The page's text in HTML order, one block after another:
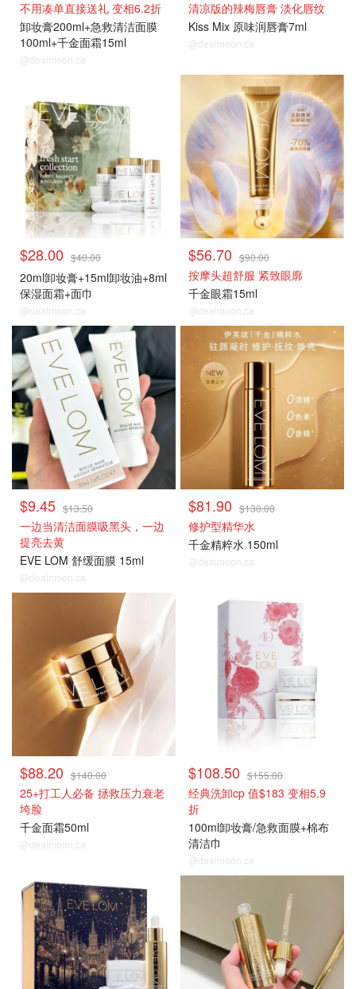
不用凑单直接送礼 变相6.2折
卸妆膏200ml+急救清洁面膜
100ml+千金面霜15ml
@dealmoon.ca
清凉版的辣梅唇膏 淡化唇纹
Kiss Mix 原味润唇膏7ml
@dealmoon.ca
$28.00 $40.00
20ml卸妆膏+15ml卸妆油+8ml
保湿面霜+面巾
@dealmoon.ca
$56.70 $90.00
按摩头超舒服 紧致眼廓
千金眼霜15ml
@dealmoon.ca
$9.45 $13.50
一边当清洁面膜吸黑头，一边
提亮去黄
EVE LOM 舒缓面膜 15ml
@dealmoon.ca
$81.90 $130.00
修护型精华水
千金精粹水 150ml
@dealmoon.ca
$88.20 $140.00
25+打工人必备 拯救压力衰老
垮脸
千金面霜50ml
@dealmoon.ca
$108.50 $155.00
经典洗卸cp 值$183 变相5.9
折
100ml卸妆膏/急救面膜+棉布
清洁巾
@dealmoon.ca